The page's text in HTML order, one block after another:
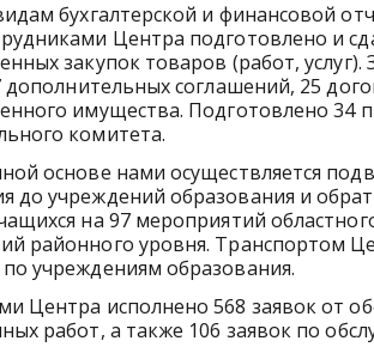
бухгалтерской и финансовой
Центра подготовлено и
закупок товаров (работ,
дополнительных соглашений, 25
имущества. Подготовлено 34
комитета.
основе нами осуществляется
до учреждений образования и
на 97 мероприятий
районного уровня. Транспортом
учреждениям образования.
Центра исполнено 568 заявок от
работ, а также 106 заявок по